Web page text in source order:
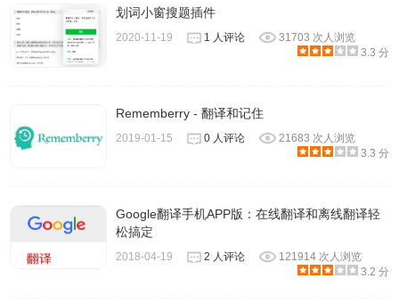
划词小窗搜题插件
2020-11-19 1 人评论
31703 次人浏览
3.3 分
Rememberry - 翻译和记住
2019-01-15 0 人评论
21683 次人浏览
3.3 分
Google翻译手机APP版：在线翻译和离线翻译轻
松搞定
2018-04-19 2 人评论
121914 次人浏览
3.2 分